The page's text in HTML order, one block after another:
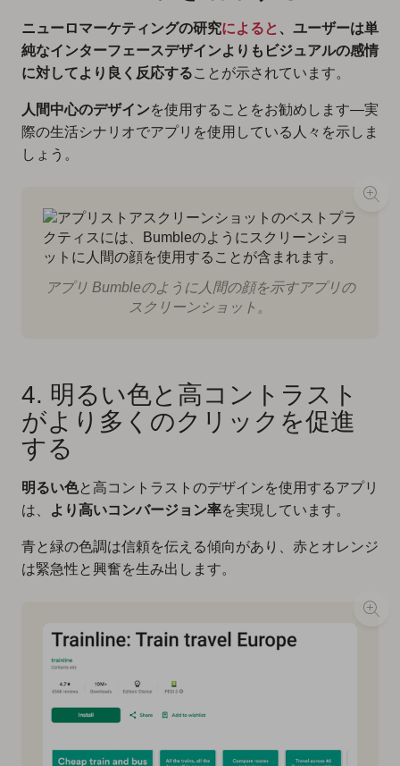
ニューロマーケティングの研究によると、ユーザーは単
純なインターフェースデザインよりもビジュアルの感情
に対してより良く反応することが示されています。
人間中心のデザインを使用することをお勧めします—実
際の生活シナリオでアプリを使用している人々を示しま
しょう。
アプリ Bumbleのように人間の顔を示すアプリの
スクリーンショット。
4. 明るい色と高コントラスト
がより多くのクリックを促進
する
明るい色と高コントラストのデザインを使用するアプリ
は、
より高いコンバージョン率を実現しています。
青と緑の色調は信頼を伝える傾向があり、赤とオレンジ
は緊急性と興奮を生み出します。